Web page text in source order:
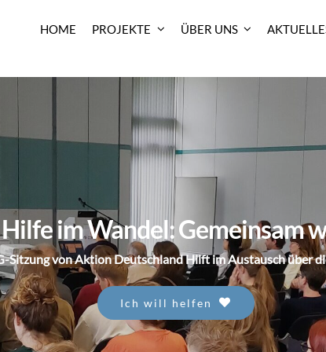
HOME PROJEKTE ÜBER UNS
im Wandel: Gemeinsam
Sitzung von Aktion Deutschland Hilft im Austausch über
Ich will helfen